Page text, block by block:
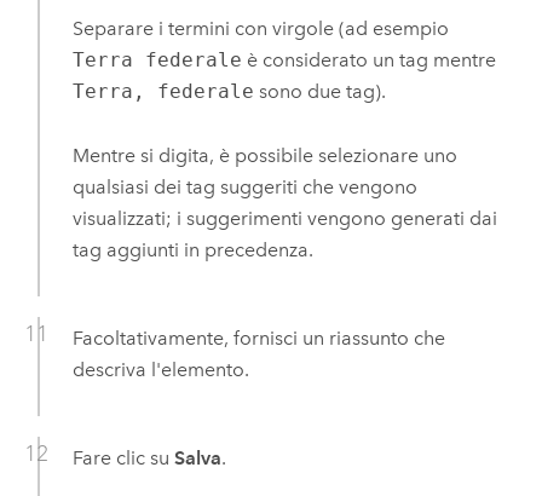
Separare i termini con virgole (ad esempio
Terra federale è considerato un tag mentre
Terra, federale sono due tag).
Mentre si digita, è possibile selezionare uno
qualsiasi dei tag suggeriti che vengono
visualizzati; i suggerimenti vengono generati dai
tag aggiunti in precedenza.
Facoltativamente, fornisci un riassunto che
descriva l'elemento.
Fare clic su Salva.